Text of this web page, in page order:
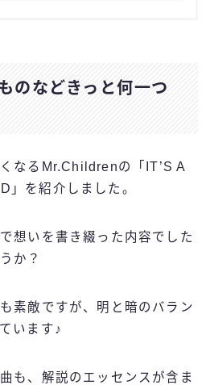
のなどきっと何一つ
なるMr.Childrenの「IT’S A
」を紹介しました。
想いを書き綴った内容でした
か？
素敵ですが、明と暗のバラン
います♪
も、解説のエッセンスが含ま